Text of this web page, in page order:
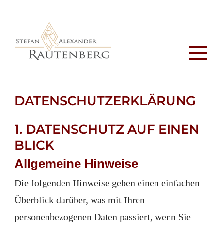
DATENSCHUTZERKLÄRUNG
1. DATENSCHUTZ AUF EINEN
BLICK
Allgemeine Hinweise
Die folgenden Hinweise geben einen einfachen
Überblick darüber, was mit Ihren
personenbezogenen Daten passiert, wenn Sie
Profil
Auftraggeber
Auftrittsorte
Close-Up Magic
Salonmagie
Maßarbeit
Zauberstunde
Zaubertrick
Downloads
Kontaktseite
Impressum